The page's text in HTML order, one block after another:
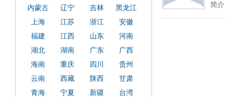
简介
内蒙古
辽宁 吉林
黑龙江
上海
江苏 浙江
安徽
福建
江西 山东
河南
湖北
湖南 广东
广西
海南
重庆 四川
贵州
云南
西藏 陕西
甘肃
青海
宁夏 新疆
台湾